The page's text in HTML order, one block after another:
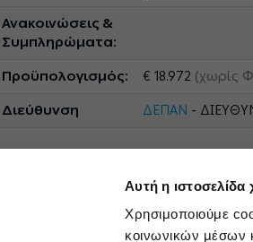
Αυτή η ιστοσελίδα
Χρησιμοποιούμε
κοινωνικών μέσων
Ανακοινώσεις &
Συμπληρώματα:
Προϋπολογισμός: € 18.972 (χωρίς
Διεύθυνση ΔΕΠΑΝ -